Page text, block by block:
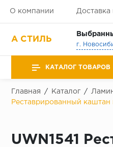
О компании Доставка
А СТИЛЬ
КАТАЛОГ ТОВАРОВ
Главная / Каталог /
Реставрированный
UWN1541